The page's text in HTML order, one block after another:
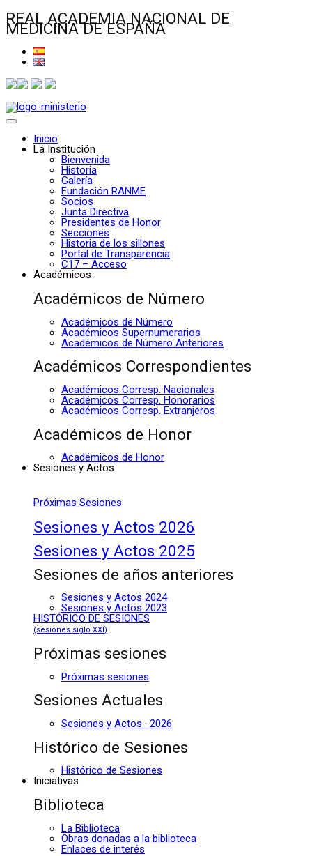
REAL ACADEMIA NACIONAL DE
MEDICINA DE ESPAÑA
Inicio
La Institución
Bienvenida
Historia
Galería
Fundación RANME
Socios
Junta Directiva
Presidentes de Honor
Secciones
Historia de los sillones
Portal de Transparencia
C17 – Acceso
Académicos
Académicos de Número
Académicos de Número
Académicos Supernumerarios
Académicos de Número Anteriores
Académicos Correspondientes
Académicos Corresp. Nacionales
Académicos Corresp. Honorarios
Académicos Corresp. Extranjeros
Académicos de Honor
Académicos de Honor
Sesiones y Actos
Próximas Sesiones
Sesiones y Actos 2026
Sesiones y Actos 2025
Sesiones de años anteriores
Sesiones y Actos 2024
Sesiones y Actos 2023
HISTÓRICO DE SESIONES
(sesiones siglo XXI)
Próximas sesiones
Próximas sesiones
Sesiones Actuales
Sesiones y Actos · 2026
Histórico de Sesiones
Histórico de Sesiones
Iniciativas
Biblioteca
La Biblioteca
Obras donadas a la biblioteca
Enlaces de interés